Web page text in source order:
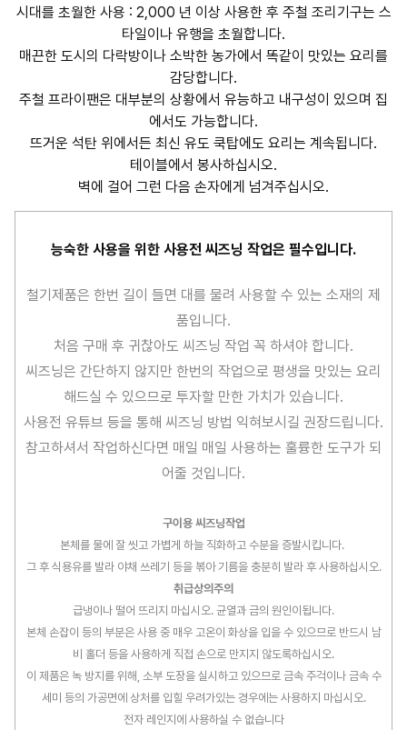
시대를 초월한 사용 : 2,000 년 이상 사용한 후 주철 조리기구는 스
타일이나 유행을 초월합니다.
매끈한 도시의 다락방이나 소박한 농가에서 똑같이 맛있는 요리를
감당합니다.
주철 프라이팬은 대부분의 상황에서 유능하고 내구성이 있으며 집
에서도 가능합니다.
뜨거운 석탄 위에서든 최신 유도 쿡탑에도 요리는 계속됩니다.
테이블에서 봉사하십시오.
벽에 걸어 그런 다음 손자에게 넘겨주십시오.
능숙한 사용을 위한 사용전 씨즈닝 작업은 필수입니다.
철기제품은 한번 길이 들면 대를 물려 사용할 수 있는 소재의 제
품입니다.
처음 구매 후 귀찮아도 씨즈닝 작업 꼭 하셔야 합니다.
씨즈닝은 간단하지 않지만 한번의 작업으로 평생을 맛있는 요리
해드실 수 있으므로 투자할 만한 가치가 있습니다.
사용전 유튜브 등을 통해 씨즈닝 방법 익혀보시길 권장드립니다.
참고하셔서 작업하신다면 매일 매일 사용하는 훌륭한 도구가 되
어줄 것입니다.
구이용 씨즈닝작업
본체를 물에 잘 씻고 가볍게 하늘 직화하고 수분을 증발시킵니다.
그 후 식용유를 발라 야채 쓰레기 등을 볶아 기름을 충분히 발라 후 사용하십시오.
취급상의주의
급냉이나 떨어 뜨리지 마십시오. 균열과 금의 원인이됩니다.
본체 손잡이 등의 부분은 사용 중 매우 고온이 화상을 입을 수 있으므로 반드시 남
비 홀더 등을 사용하게 직접 손으로 만지지 않도록하십시오.
이 제품은 녹 방지를 위해, 소부 도장을 실시하고 있으므로 금속 주걱이나 금속 수
세미 등의 가공면에 상처를 입힐 우려가있는 경우에는 사용하지 마십시오.
전자 레인지에 사용하실 수 없습니다